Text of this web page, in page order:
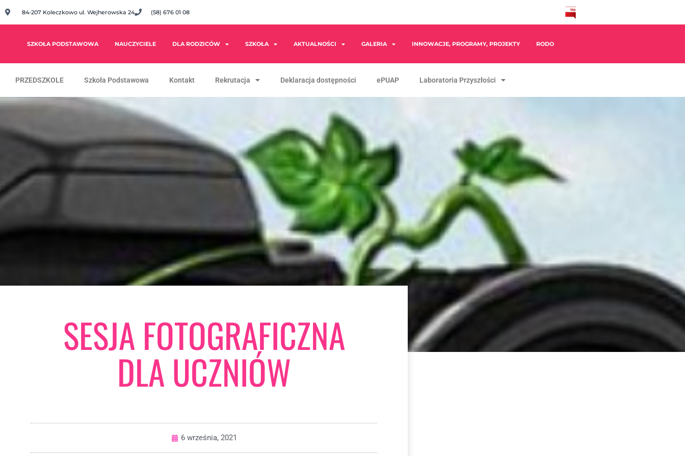
84-207 Koleczkowo ul. Wejherowska 24 (58) 676 01 08
SZKOŁA PODSTAWOWA NAUCZYCIELE DLA RODZICÓW SZKOŁA AKTUALNOŚCI GALERIA INNOWACJE, PROGRAMY, PROJEKTY RODO
PRZEDSZKOLE Szkoła Podstawowa Kontakt Rekrutacja Deklaracja dostępności ePUAP Laboratoria Przyszłości
SESJA FOTOGRAFICZNA
DLA UCZNIÓW
6 września, 2021